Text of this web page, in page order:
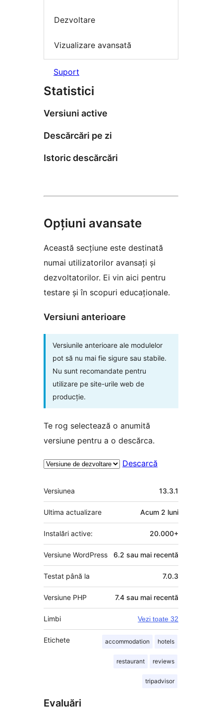
Dezvoltare
Vizualizare avansată
Suport
Statistici
Versiuni active
Descărcări pe zi
Istoric descărcări
Opțiuni avansate
Această secțiune este destinată
numai utilizatorilor avansați și
dezvoltatorilor. Ei vin aici pentru
testare și în scopuri educaționale.
Versiuni anterioare
Versiunile anterioare ale modulelor
pot să nu mai fie sigure sau stabile.
Nu sunt recomandate pentru
utilizare pe site-urile web de
producție.
Te rog selectează o anumită
versiune pentru a o descărca.
Descarcă
Meta
Versiunea 13.3.1
Ultima actualizare Acum 2 luni
Instalări active: 20.000+
Versiune WordPress 6.2 sau mai recentă
Testat până la 7.0.3
Versiune PHP 7.4 sau mai recentă
Limbi Vezi toate 32
Etichete accommodation hotels
restaurant reviews
tripadvisor
Evaluări